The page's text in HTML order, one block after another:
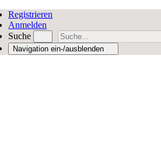
Registrieren
Anmelden
Suche
Navigation ein-/ausblenden